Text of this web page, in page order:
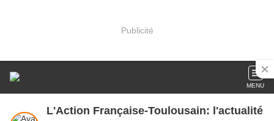
Publicité
MENU
L'Action Française-Toulousain: l'actualité